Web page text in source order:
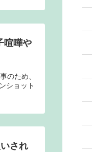
喧嘩や
のため、
ショット
され